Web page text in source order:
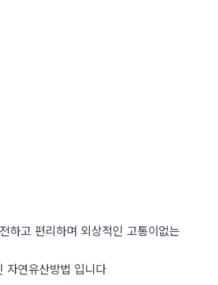
하고 편리하며 외상적인 고통이없는
자연유산방법 입니다